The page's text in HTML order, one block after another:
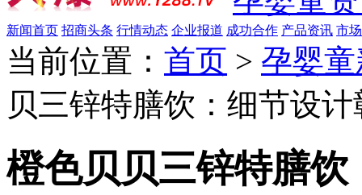
新闻首页 招商头条 行情动态 企业报道 成功合作 产品资讯 市
当前位置： 首页 > 孕婴
贝三锌特膳饮：细节设
橙色贝贝三锌特膳